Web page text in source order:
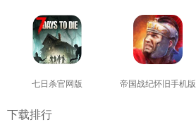
七日杀官网版 帝国战纪怀旧手机版
下载排行